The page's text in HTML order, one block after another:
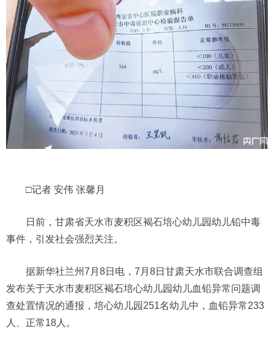
□记者 安伟 张馨月
日前，甘肃省天水市麦积区褐石培心幼儿园幼儿铅中毒
事件，引发社会强烈关注。
据新华社兰州7月8日电，7月8日甘肃天水市联合调查组
发布关于天水市麦积区褐石培心幼儿园幼儿血铅异常问题调
查处置情况的通报，培心幼儿园251名幼儿中，血铅异常233
人、正常18人。